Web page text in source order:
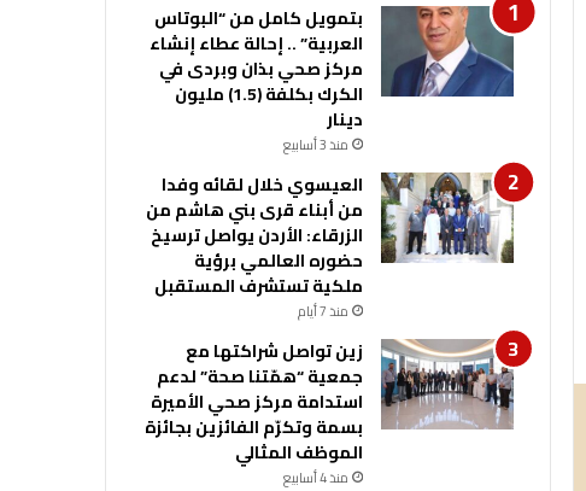
بتمويل كامل من “البوتاس
العربية” .. إحالة عطاء إنشاء
مركز صحي بذان وبردى في
الكرك بكلفة (1.5) مليون
دينار
منذ 3 أسابيع
العيسوي خلال لقائه وفدا
من أبناء قرى بني هاشم من
الزرقاء: الأردن يواصل ترسيخ
حضوره العالمي برؤية
ملكية تستشرف المستقبل
منذ 7 أيام
زين تواصل شراكتها مع
جمعية “همّتنا صحة” لدعم
استدامة مركز صحي الأميرة
بسمة وتكرّم الفائزين بجائزة
الموظف المثالي
منذ 4 أسابيع